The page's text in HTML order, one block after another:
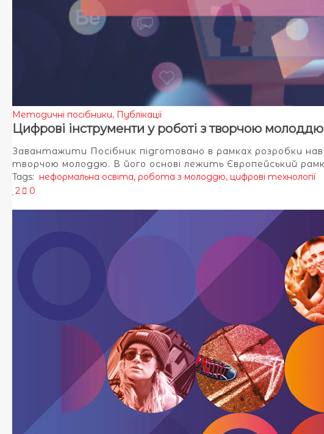
Методичні посібники, Публікації
Цифрові інструменти у роботі з творчою
Завантажити Посібник підготовано в рамках розробки
творчою молоддю. В його основі лежить Європейський
Tags: неформальна освіта, робота з молоддю, цифрові технології
2
0